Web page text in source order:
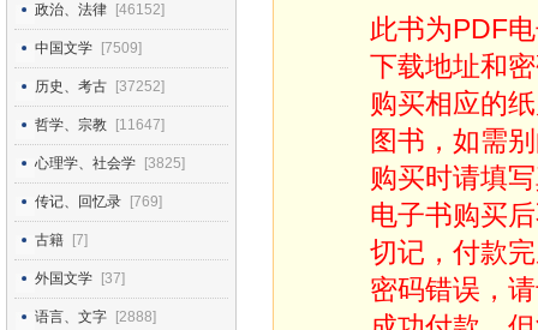
政治、法律 [46152]
中国文学 [7509]
历史、考古 [37252]
哲学、宗教 [11647]
心理学、社会学 [3825]
传记、回忆录 [769]
古籍 [7]
外国文学 [37]
语言、文字 [2888]
此书为PDF
下载地址和
购买相应的
图书，如需
购买时请填
电子书购买
切记，付款
密码错误，